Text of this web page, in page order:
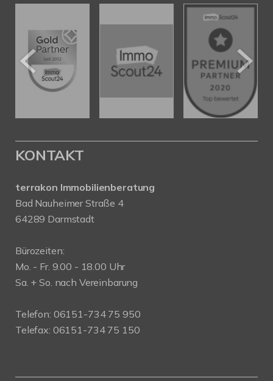
KONTAKT
terrakon Immobilienberatung
Bad Nauheimer Straße 4
64289 Darmstadt
Bürozeiten:
Mo. - Fr. 9.00 - 18.00 Uhr
Sa. + So. nach Vereinbarung
Telefon: 06151-734 75 950
Telefax: 06151-734 75 150